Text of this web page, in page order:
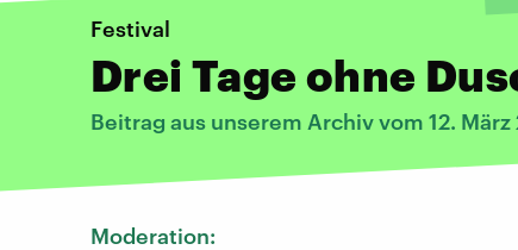
Festival
Drei Tage ohne
Beitrag aus unserem Archiv vom 12. März
Moderation: